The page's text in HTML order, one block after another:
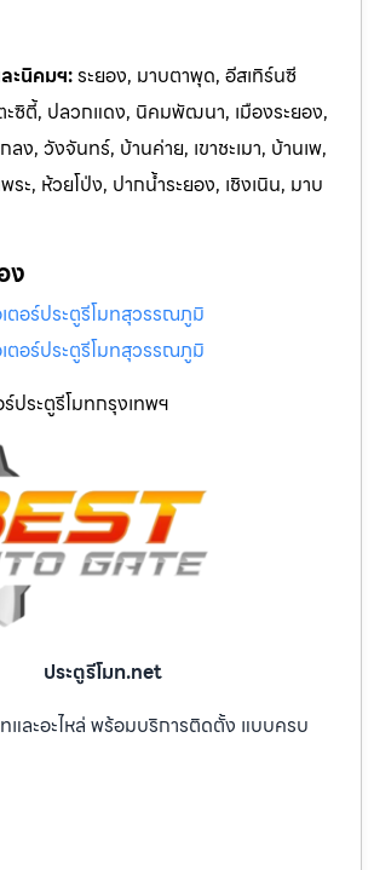
ะนิคมฯ:ระยอง, มาบตาพุด, อีสเทิร์นซี
ซิตี้, ปลวกแดง, นิคมพัฒนา, เมืองระยอง,
ลง, วังจันทร์, บ้านค่าย, เขาชะเมา, บ้านเพ,
ระ, ห้วยโป่ง, ปากน้ำระยอง, เชิงเนิน, มาบ
ง
ตอร์ประตูรีโมทสุวรรณภูมิ
ตอร์ประตูรีโมทสุวรรณภูมิ
ประตูรีโมทกรุงเทพฯ
ประตูรีโมท.net
และอะไหล่ พร้อมบริการติดตั้ง แบบครบ